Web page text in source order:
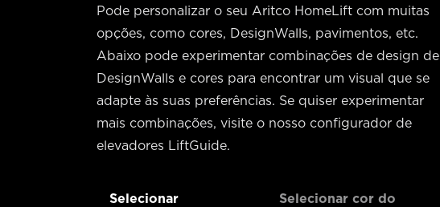
Pode personalizar o seu Aritco HomeLift com muitas
opções, como cores, DesignWalls, pavimentos, etc.
Abaixo pode experimentar combinações de design de
DesignWalls e cores para encontrar um visual que se
adapte às suas preferências. Se quiser experimentar
mais combinações, visite o nosso configurador de
elevadores LiftGuide.
Selecionar
Selecionar cor do